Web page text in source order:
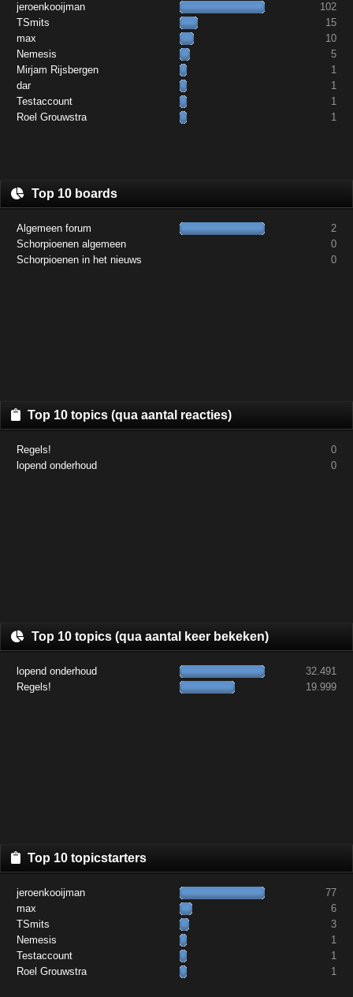
jeroenkooijman
102
TSmits
15
max
10
Nemesis
5
Mirjam Rijsbergen
1
dar
1
Testaccount
1
Roel Grouwstra
1
Top 10 boards
Algemeen forum
2
Schorpioenen algemeen
0
Schorpioenen in het nieuws
0
Top 10 topics (qua aantal reacties)
Regels!
0
lopend onderhoud
0
Top 10 topics (qua aantal keer bekeken)
lopend onderhoud
32.491
Regels!
19.999
Top 10 topicstarters
jeroenkooijman
77
max
6
TSmits
3
Nemesis
1
Testaccount
1
Roel Grouwstra
1